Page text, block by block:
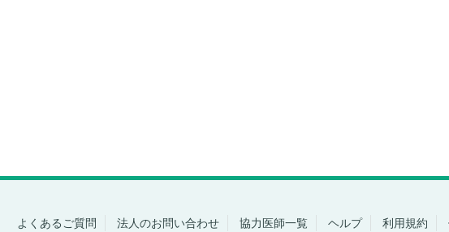
よくあるご質問 法人のお問い合わせ 協力医師一覧 ヘルプ 利用規約